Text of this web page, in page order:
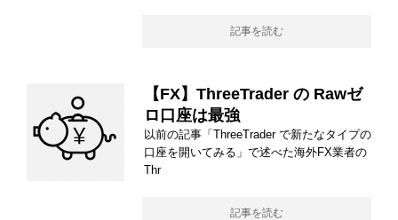
記事を読む
【FX】ThreeTrader の Rawゼ
ロ口座は最強
以前の記事「ThreeTrader で新たなタイプの
口座を開いてみる」で述べた海外FX業者の
Thr
記事を読む